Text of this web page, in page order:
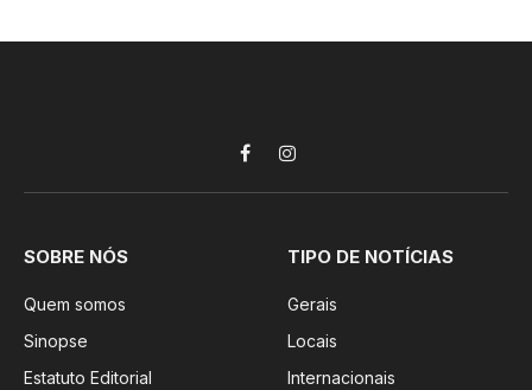
FacebookInstagram
SOBRE NÓS
Quem somos
Sinopse
Estatuto Editorial
TIPO DE NOTÍCIAS
Gerais
Locais
Internacionais